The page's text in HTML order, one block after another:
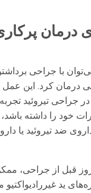
درمان پرکاری
با جراحی
درمان کرد. این
جراحی تیروئید
را داشته باشد،
داروی ضد تیروئید یا
روز قبل از جراحی،
ید